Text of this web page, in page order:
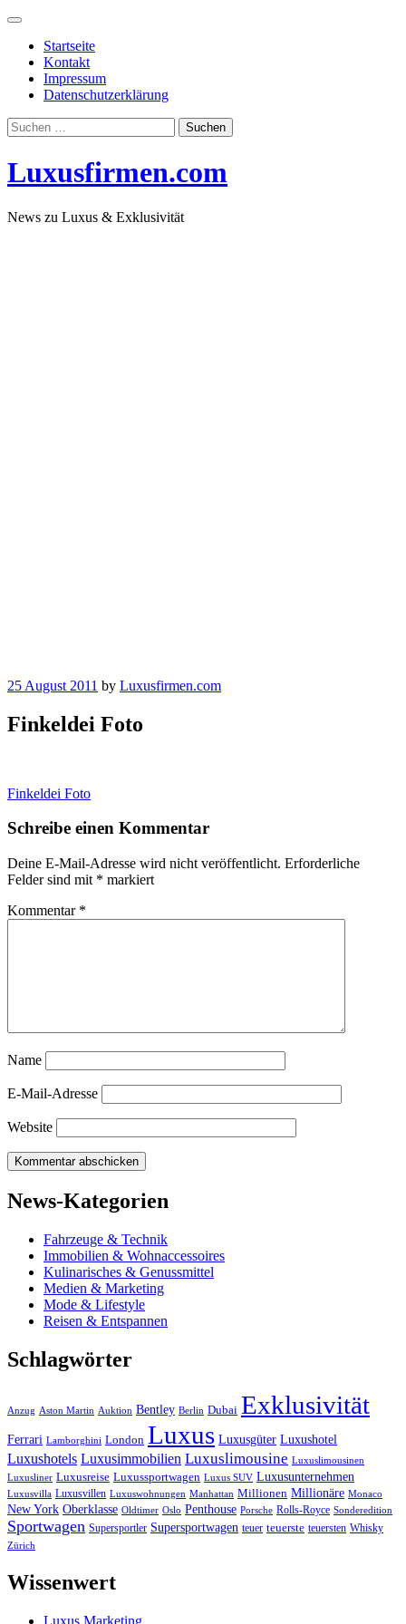
Skip
contentStartseite
Kontakt
Impressum
Datenschutzerklärung
Suchen
nach:
Luxusfirmen.com
News zu Luxus & Exklusivität
25 August 2011 by Luxusfirmen.com
Finkeldei Foto
Beitragsnavigation
Finkeldei Foto
Schreibe einen Kommentar
Deine E-Mail-Adresse wird nicht veröffentlicht. Erforderliche
Felder sind mit * markiert
Kommentar *
Name
E-Mail-Adresse
Website
News-Kategorien
Fahrzeuge & Technik
Immobilien & Wohnaccessoires
Kulinarisches & Genussmittel
Medien & Marketing
Mode & Lifestyle
Reisen & Entspannen
Schlagwörter
Anzug Aston Martin Auktion Bentley Berlin Dubai Exklusivität
Ferrari Lamborghini London Luxus Luxusgüter Luxushotel
Luxushotels Luxusimmobilien Luxuslimousine Luxuslimousinen
Luxusliner Luxusreise Luxussportwagen Luxus SUV Luxusunternehmen
Luxusvilla Luxusvillen Luxuswohnungen Manhattan Millionen Millionäre Monaco
New York Oberklasse Oldtimer Oslo Penthouse Porsche Rolls-Royce Sonderedition
Sportwagen Supersportler Supersportwagen teuer teuerste teuersten Whisky
Zürich
Wissenwert
Luxus Marketing